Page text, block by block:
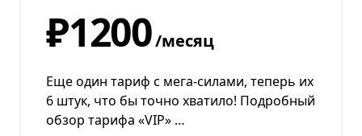
₽1200/месяц
Еще один тариф с мега-силами, теперь их
6 штук, что бы точно хватило! Подробный
обзор тарифа «VIP» …